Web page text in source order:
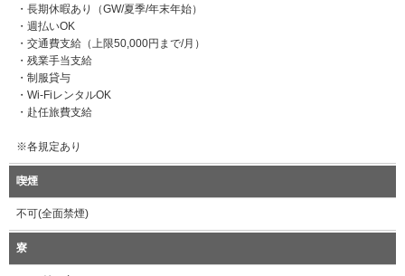
・長期休暇あり（GW/夏季/年末年始）
・週払いOK
・交通費支給（上限50,000円まで/月）
・残業手当支給
・制服貸与
・Wi-FiレンタルOK
・赴任旅費支給
※各規定あり
喫煙
不可(全面禁煙)
寮